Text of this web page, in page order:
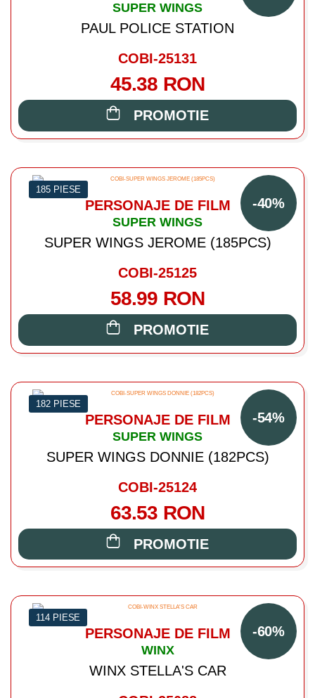
SUPER WINGS
PAUL POLICE STATION
COBI-25131
45.38 RON
PROMOTIE
-40%
185 PIESE
PERSONAJE DE FILM
SUPER WINGS
SUPER WINGS JEROME (185PCS)
COBI-25125
58.99 RON
PROMOTIE
-54%
182 PIESE
PERSONAJE DE FILM
SUPER WINGS
SUPER WINGS DONNIE (182PCS)
COBI-25124
63.53 RON
PROMOTIE
-60%
114 PIESE
PERSONAJE DE FILM
WINX
WINX STELLA'S CAR